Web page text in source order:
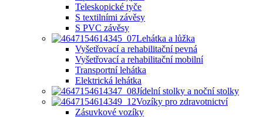
Teleskopické tyče
S textilními závěsy
S PVC závěsy
Lehátka a lůžka
Vyšetřovací a rehabilitační pevná
Vyšetřovací a rehabilitační mobilní
Transportní lehátka
Elektrická lehátka
Jídelní stolky a noční stolky
Vozíky pro zdravotnictví
Zásuvkové vozíky